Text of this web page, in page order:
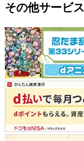
その他サービス